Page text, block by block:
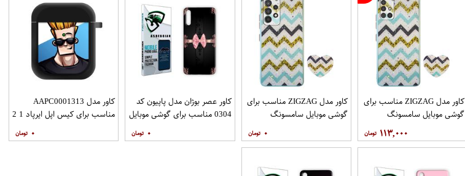
کاور مدل ZIGZAG مناسب برای
گوشی موبایل سامسونگ
Galaxy A71 به همراه پایه
نگهدارنده
۱۱۳,۰۰۰
کاور مدل ZIGZAG مناسب برای
گوشی موبایل سامسونگ
پایه نگهدارنده
۰
کاور عصر بوژان مدل پاپیون کد
0304 مناسب برای گوشی موبایل
۰
کاور مدل AAPC0001313
مناسب برای کیس اپل ایرپاد 1 2
۰